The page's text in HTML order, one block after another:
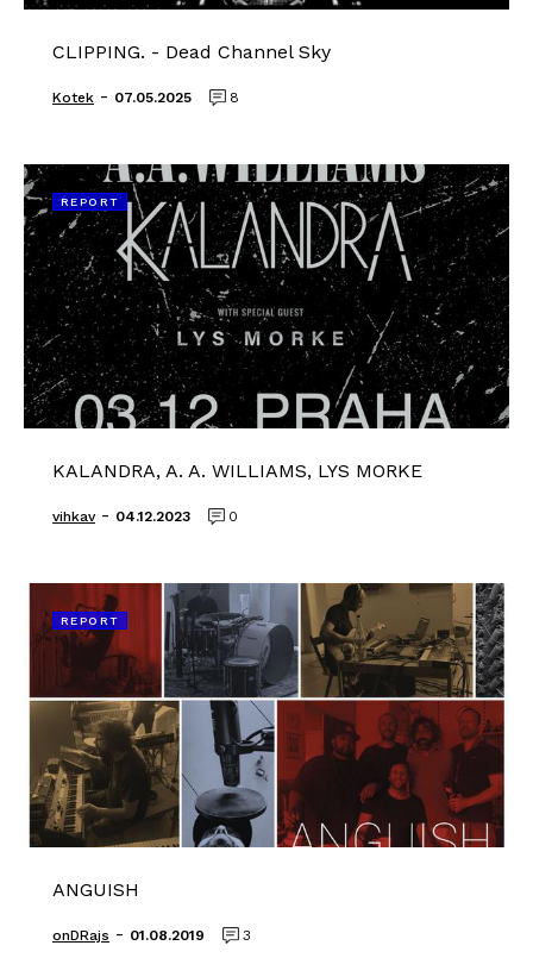
CLIPPING. - Dead Channel Sky
Kotek - 07.05.2025 8
REPORT
KALANDRA, A. A. WILLIAMS, LYS MORKE
vihkav- 04.12.2023 0
REPORT
ANGUISH
onDRajs - 01.08.2019 3